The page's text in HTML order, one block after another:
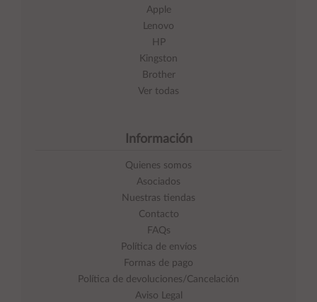
Apple
Lenovo
HP
Kingston
Brother
Ver todas
Información
Quienes somos
Asociados
Nuestras tiendas
Contacto
FAQs
Política de envíos
Formas de pago
Política de devoluciones/Cancelación
Aviso Legal